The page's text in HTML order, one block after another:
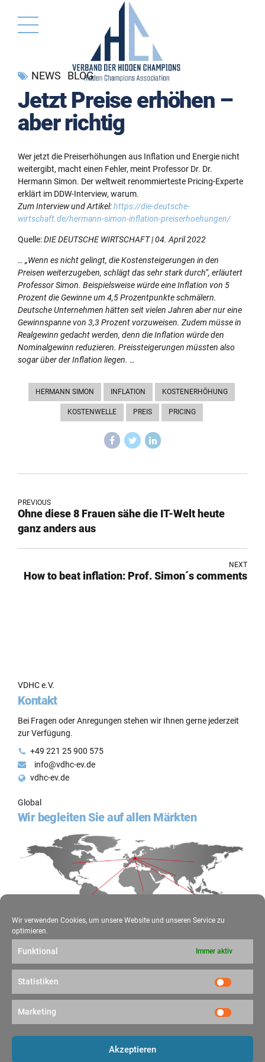
Wir verwenden Cookies, um unsere Website und unseren Service zu
optimieren.
Funktional Immer aktiv
Statistiken
Marketing
Akzeptieren
NEWS BLOG
Jetzt Preise erhöhen –
aber richtig
Wer jetzt die Preiserhöhungen aus Inflation und Energie nicht
weitergibt, macht einen Fehler, meint Professor Dr. Dr.
Hermann Simon. Der weltweit renommierteste Pricing-Experte
erklärt im DDW-Interview, warum.
Zum Interview und Artikel:https://die-deutsche-
wirtschaft.de/hermann-simon-inflation-preiserhoehungen/
Quelle:DIE DEUTSCHE WIRTSCHAFT | 04. April 2022
… „Wenn es nicht gelingt, die Kostensteigerungen in den
Preisen weiterzugeben, schlägt das sehr stark durch“, erläutert
Professor Simon. Beispielsweise würde eine Inflation von 5
Prozent die Gewinne um 4,5 Prozentpunkte schmälern.
Deutsche Unternehmen hätten seit vielen Jahren aber nur eine
Gewinnspanne von 3,3 Prozent vorzuweisen. Zudem müsse in
Realgewinn gedacht werden, denn die Inflation würde den
Nominalgewinn reduzieren. Preissteigerungen müssten also
sogar über der Inflation liegen. …
HERMANN SIMON INFLATION KOSTENERHÖHUNG
KOSTENWELLE PREIS PRICING
PREVIOUS
Ohne diese 8 Frauen sähe die IT-Welt heute
ganz anders aus
NEXT
How to beat inflation: Prof. Simon´s comments
VDHC e.V.
Kontakt
Bei Fragen oder Anregungen stehen wir Ihnen gerne jederzeit
zur Verfügung.
+49 221 25 900 575
info@vdhc-ev.de
vdhc-ev.de
Global
Wir begleiten Sie auf allen Märkten
Folgen Sie uns
Social Media
Folgen Sie unseren Social-Media-Kanälen und erhalten Sie alle
News.